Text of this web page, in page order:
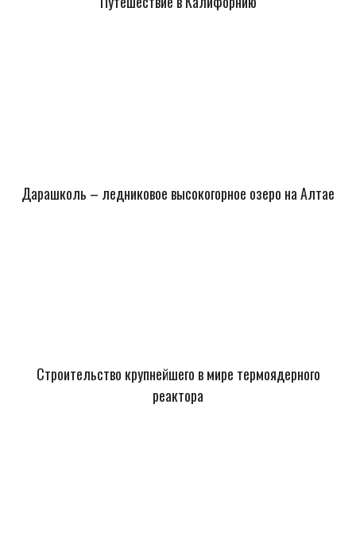
Дарашколь – ледниковое высокогорное озеро на Алтае
Строительство крупнейшего в мире термоядерного
реактора